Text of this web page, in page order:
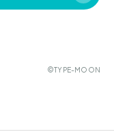
©TYPE-MOON